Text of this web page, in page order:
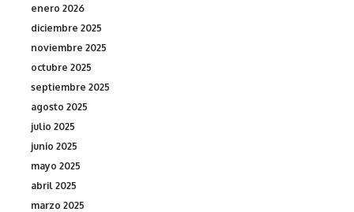
enero 2026
diciembre 2025
noviembre 2025
octubre 2025
septiembre 2025
agosto 2025
julio 2025
junio 2025
mayo 2025
abril 2025
marzo 2025